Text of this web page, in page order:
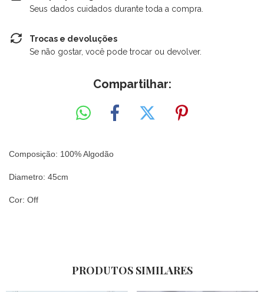
Seus dados cuidados durante toda a compra.
Trocas e devoluções
Se não gostar, você pode trocar ou devolver.
Compartilhar:
Composição: 100% Algodão
Diametro: 45cm
Cor: Off
PRODUTOS SIMILARES